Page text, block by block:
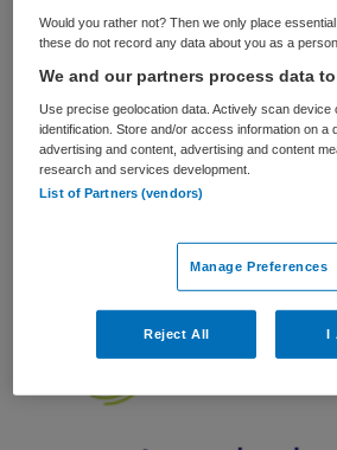
Vacature niet
Deze vacature Manager Zorg -
Hollandse Eilanden bij Careyn via
Groep is niet meer actueel.
vergelijkbare vacatures die voor u
Would you rather not? Then we only place
these do not record any data about you as a person
We and our partners process data
Use precise geolocation data. Actively scan
identification. Store and/or access information on a
advertising and content, advertising and content
research and services development.
List of Partners (vendors)
Manage Preferences
Reject All I